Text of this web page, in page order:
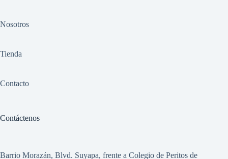
Nosotros
Tienda
Contacto
Contáctenos
Barrio Morazán, Blvd. Suyapa, frente a Colegio de Peritos de